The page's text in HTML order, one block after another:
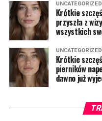
UNCATEGORIZED
Krótkie
przyszła z
wszystkich
UNCATEGORIZED
Krótkie
pierników
dawno już